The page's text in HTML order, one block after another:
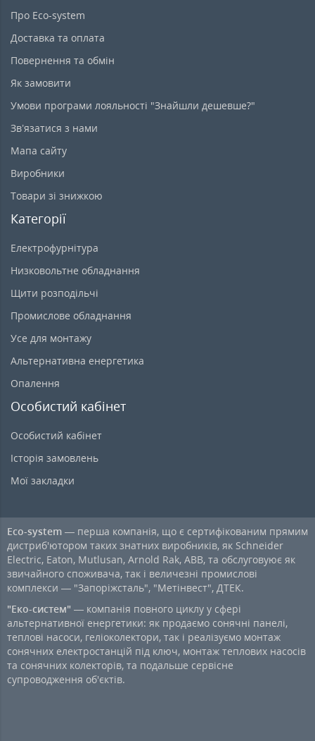
Про Eco-system
Доставка та оплата
Повернення та обмін
Як замовити
Умови програми лояльності "Знайшли дешевше?"
Зв’язатися з нами
Мапа сайту
Виробники
Товари зі знижкою
Категорії
Електрофурнітура
Низковольтне обладнання
Щити розподільчі
Промислове обладнання
Усе для монтажу
Альтернативна енергетика
Опалення
Особистий кабінет
Особистий кабінет
Історія замовлень
Мої закладки
Eco-system — перша компанія, що є сертифікованим прямим
дистриб'ютором таких знатних виробників, як Schneider
Electric, Eaton, Mutlusan, Arnold Rak, ABB, та обслуговуює як
звичайного споживача, так і величезні промислові
комплекси — "Запоріжсталь", "Метінвест", ДТЕК.
"Еко-систем" — компанія повного циклу у сфері
альтернативної енергетики: як продаємо сонячні панелі,
теплові насоси, геліоколектори, так і реалізуємо монтаж
сонячних електростанцій під ключ, монтаж теплових насосів
та сонячних колекторів, та подальше сервісне
супроводження об'єктів.